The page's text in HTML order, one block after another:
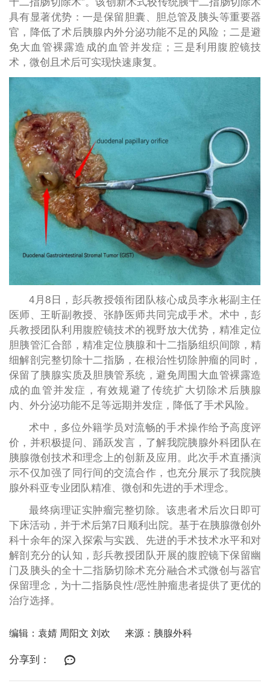
十二指肠切除术”。该创新术式较传统胰十二指肠切除术
具有显著优势：一是保留胆囊、胆总管及胰头等重要器
官，降低了术后胰腺内外分泌功能不足的风险；二是避
免大血管裸露造成的血管并发症；三是利用腹腔镜技
术，微创且术后可实现快速康复。
4月8日，彭兵教授领衔团队核心成员李永彬副主任
医师、王昕副教授、张静医师共同完成手术。术中，彭
兵教授团队利用腹腔镜技术的视野放大优势，精准定位
胆胰管汇合部，精准定位胰腺和十二指肠组织间隙，精
细解剖完整切除十二指肠，在根治性切除肿瘤的同时，
保留了胰腺实质及胆胰管系统，避免周围大血管裸露造
成的血管并发症，有效规避了传统扩大切除术后胰腺
内、外分泌功能不足等远期并发症，降低了手术风险。
术中，多位外籍学员对流畅的手术操作给予高度评
价，并积极提问、踊跃发言，了解我院胰腺外科团队在
胰腺微创技术和理念上的创新及应用。此次手术直播演
示不仅加强了同行间的交流合作，也充分展示了我院胰
腺外科亚专业团队精准、微创和先进的手术理念。
最终病理证实肿瘤完整切除。该患者术后次日即可
下床活动，并于术后第7日顺利出院。基于在胰腺微创外
科十余年的深入探索与实践、先进的手术技术水平和对
解剖充分的认知，彭兵教授团队开展的腹腔镜下保留幽
门及胰头的全十二指肠切除术充分融合术式微创与器官
保留理念，为十二指肠良性/恶性肿瘤患者提供了更优的
治疗选择。
编辑：袁婧 周阳文 刘欢 来源：胰腺外科
分享到：